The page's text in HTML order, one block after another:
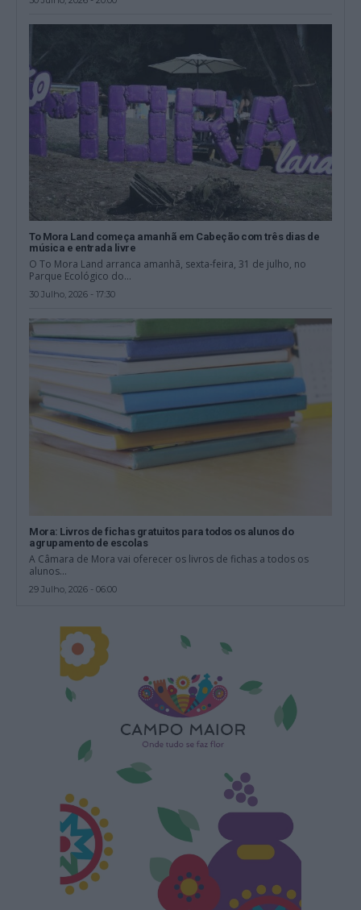
To Mora Land começa amanhã em Cabeção com três dias de
música e entrada livre
O To Mora Land arranca amanhã, sexta-feira, 31 de julho, no
Parque Ecológico do...
30 Julho, 2026 - 17:30
Mora: Livros de fichas gratuitos para todos os alunos do
agrupamento de escolas
A Câmara de Mora vai oferecer os livros de fichas a todos os
alunos...
29 Julho, 2026 - 06:00